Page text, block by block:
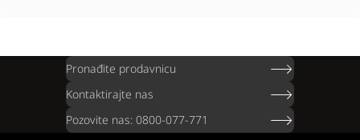
Pronađite prodavnicu
Kontaktirajte nas
Pozovite nas: 0800-077-771